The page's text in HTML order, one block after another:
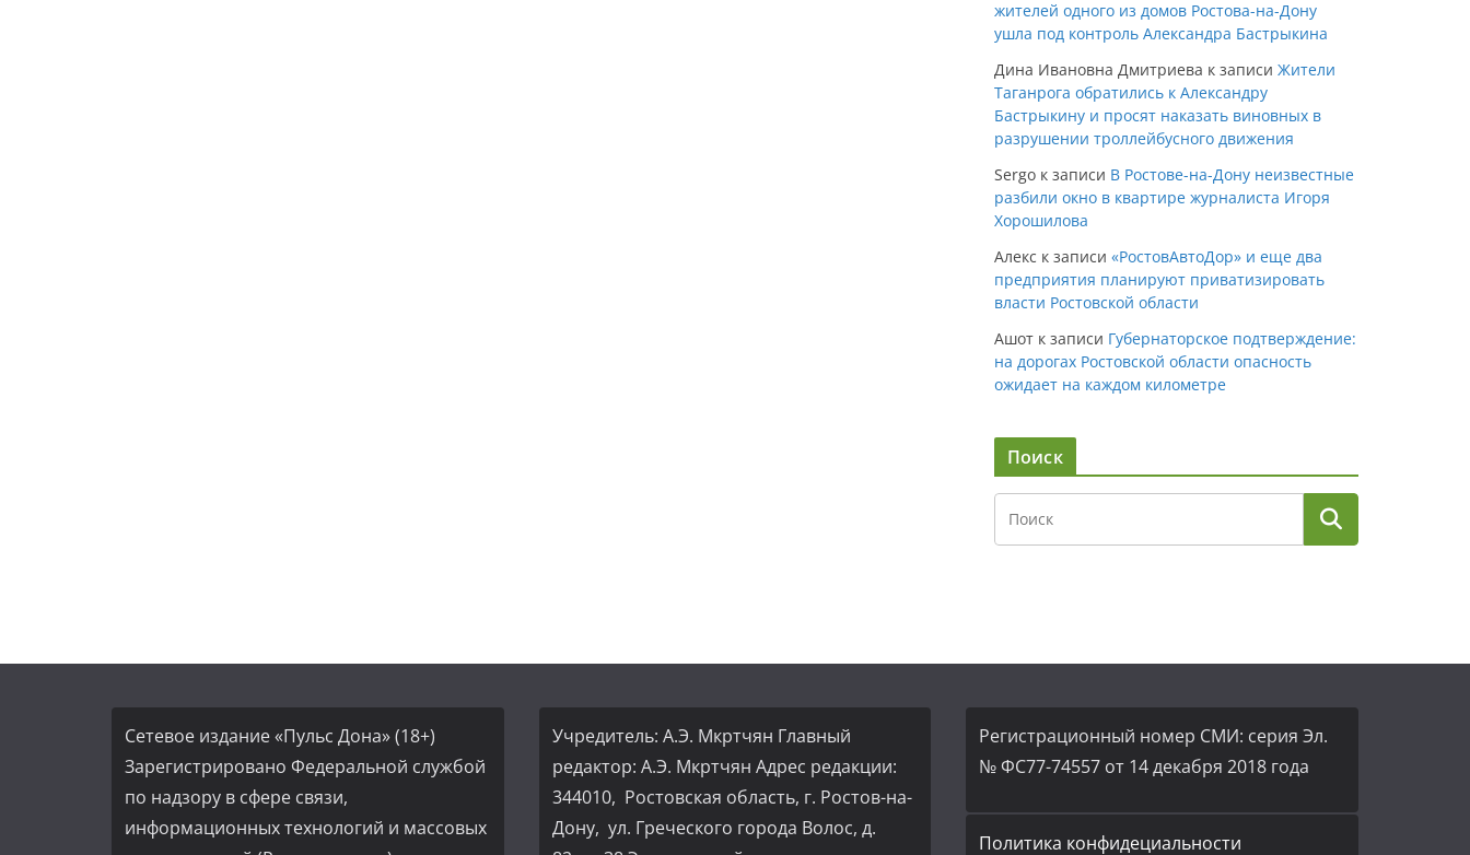
жителей одного из домов Ростова-на-Дону
ушла под контроль Александра Бастрыкина
Дина Ивановна Дмитриева к записи Жители
Таганрога обратились к Александру
Бастрыкину и просят наказать виновных в
разрушении троллейбусного движения
Sergo к записи В Ростове-на-Дону неизвестные
разбили окно в квартире журналиста Игоря
Хорошилова
Алекс к записи «РостовАвтоДор» и еще два
предприятия планируют приватизировать
власти Ростовской области
Ашот к записи Губернаторское подтверждение:
на дорогах Ростовской области опасность
ожидает на каждом километре
Поиск
Сетевое издание «Пульс Дона» (18+)
Зарегистрировано Федеральной службой
по надзору в сфере связи,
информационных технологий и массовых
Учредитель: А.Э. Мкртчян Главный
редактор: А.Э. Мкртчян Адрес редакции:
344010, Ростовская область, г. Ростов-на-
Дону, ул. Греческого города Волос, д.
Регистрационный номер СМИ: серия Эл.
№ ФС77-74557 от 14 декабря 2018 года
Политика конфидециальности